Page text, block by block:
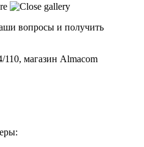
вопросы и получить
110, магазин Almacom